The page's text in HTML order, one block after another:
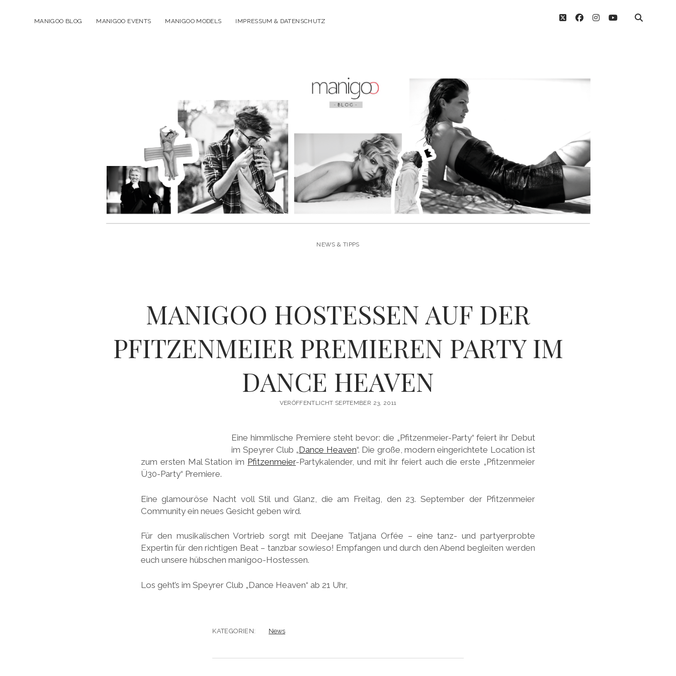
MANIGOO BLOG MANIGOO EVENTS MANIGOO MODELS IMPRESSUM & DATENSCHUTZ twitterfacebook
instagram
youtube
NEWS & TIPPS
MANIGOO HOSTESSEN AUF DER
PFITZENMEIER PREMIEREN PARTY IM
DANCE HEAVEN
VERÖFFENTLICHT SEPTEMBER 23, 2011
Eine himmlische Premiere steht bevor: die „Pfitzenmeier-Party“ feiert ihr Debut
im Speyrer Club „Dance Heaven“. Die große, modern eingerichtete Location ist
zum ersten Mal Station im Pfitzenmeier-Partykalender, und mit ihr feiert auch die erste „Pfitzenmeier
Ü30-Party“ Premiere.
Eine glamouröse Nacht voll Stil und Glanz, die am Freitag, den 23. September der Pfitzenmeier
Community ein neues Gesicht geben wird.
Für den musikalischen Vortrieb sorgt mit Deejane Tatjana Orfée – eine tanz- und partyerprobte
Expertin für den richtigen Beat – tanzbar sowieso! Empfangen und durch den Abend begleiten werden
euch unsere hübschen manigoo-Hostessen.
Los geht’s im Speyrer Club „Dance Heaven“ ab 21 Uhr,
KATEGORIEN: News